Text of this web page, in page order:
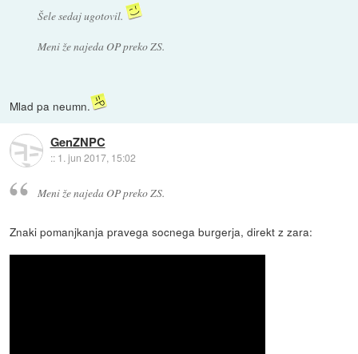
Šele sedaj ugotovil.
Meni že najeda OP preko ZS.
Mlad pa neumn.
GenZNPC
:: 1. jun 2017, 15:02
Meni že najeda OP preko ZS.
Znaki pomanjkanja pravega socnega burgerja, direkt z zara: